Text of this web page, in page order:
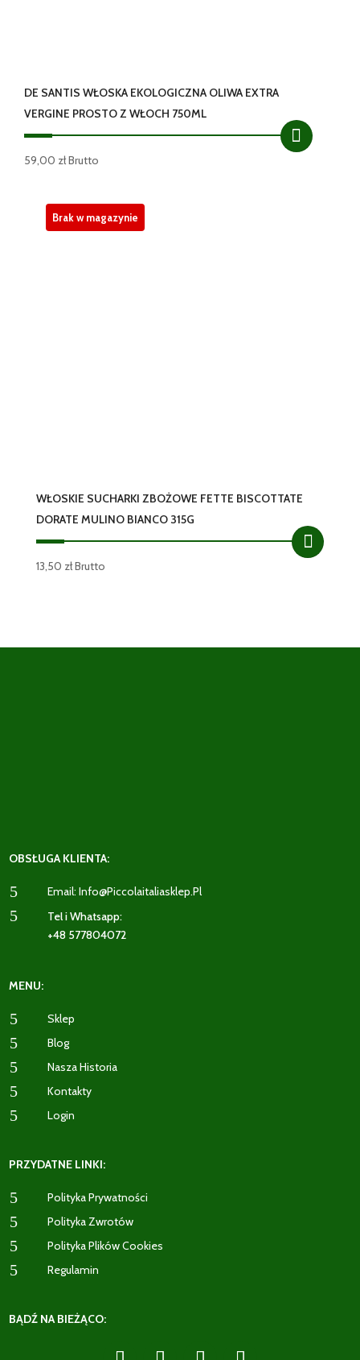
DE SANTIS WŁOSKA EKOLOGICZNA OLIWA EXTRA
VERGINE PROSTO Z WŁOCH 750ML
59,00 złBrutto
WŁOSKIE SUCHARKI ZBOŻOWE FETTE BISCOTTATE
DORATE MULINO BIANCO 315G
13,50 złBrutto
Brak w magazynie
OBSŁUGA KLIENTA:
5 Email: Info@piccolaitaliasklep.pl
5
Tel i Whatsapp:
+48 577804072
MENU:
5 Sklep
5 Blog
5 Nasza Historia
5 Kontakty
5 Login
PRZYDATNE LINKI:
5 Polityka Prywatności
5 Polityka Zwrotów
5 Polityka Plików Cookies
5 Regulamin
BĄDŹ NA BIEŻĄCO: